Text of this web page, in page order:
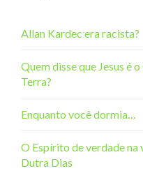
Allan Kardec era racista?
Quem disse que Jesus é
Terra?
Enquanto você dormia…
O Espírito de verdade
Dutra Dias